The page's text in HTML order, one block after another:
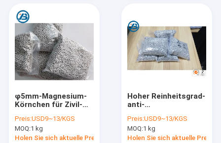
φ5mm-Magnesium-
Körnchen für Zivil-
Behandlung
Preis:USD9~13/KGS
MOQ:1 kg
Holen Sie sich aktuelle Preis
Hoher Reinheitsgrad-
anti-
Magnesium-
Körnchen für
Wasserstoff-
Preis:USD9~13/KGS
MOQ:1 kg
Holen Sie sich aktuelle Preis